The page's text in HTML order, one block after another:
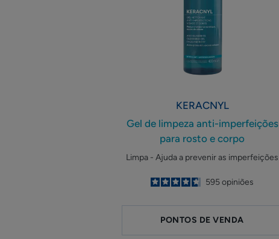
para
rosto
e
corpo
KERACNYL
Gel de limpeza anti-imperfeições
para rosto e corpo
Limpa - Ajuda a prevenir as imperfeições
4.7
/5
595opiniões
PONTOS DE VENDA